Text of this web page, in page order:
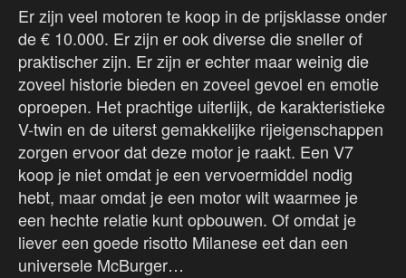
Er zijn veel motoren te koop in de prijsklasse onder
de € 10.000. Er zijn er ook diverse die sneller of
praktischer zijn. Er zijn er echter maar weinig die
zoveel historie bieden en zoveel gevoel en emotie
oproepen. Het prachtige uiterlijk, de karakteristieke
V-twin en de uiterst gemakkelijke rijeigenschappen
zorgen ervoor dat deze motor je raakt. Een V7
koop je niet omdat je een vervoermiddel nodig
hebt, maar omdat je een motor wilt waarmee je
een hechte relatie kunt opbouwen. Of omdat je
liever een goede risotto Milanese eet dan een
universele McBurger…